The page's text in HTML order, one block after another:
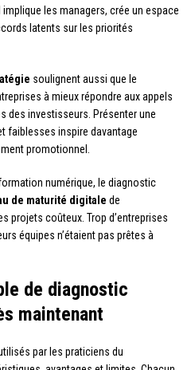
les managers, crée un espace
latents sur les priorités
soulignent aussi que le
à mieux répondre aux appels
des investisseurs. Présenter une
faiblesses inspire davantage
promotionnel.
numérique, le diagnostic
de maturité digitale de
projets coûteux. Trop d’entreprises
équipes n’étaient pas prêtes à
de diagnostic
maintenant
par les praticiens du